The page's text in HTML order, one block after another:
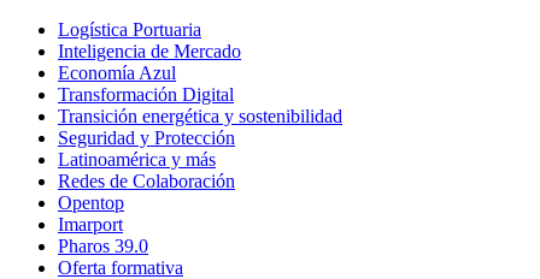
Logística Portuaria
Inteligencia de Mercado
Economía Azul
Transformación Digital
Transición energética y sostenibilidad
Seguridad y Protección
Latinoamérica y más
Redes de Colaboración
Opentop
Imarport
Pharos 39.0
Oferta formativa